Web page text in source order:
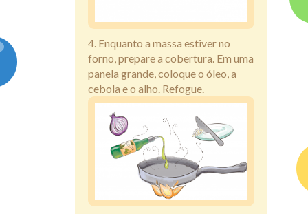
4. Enquanto a massa estiver no
forno, prepare a cobertura. Em uma
panela grande, coloque o óleo, a
cebola e o alho. Refogue.